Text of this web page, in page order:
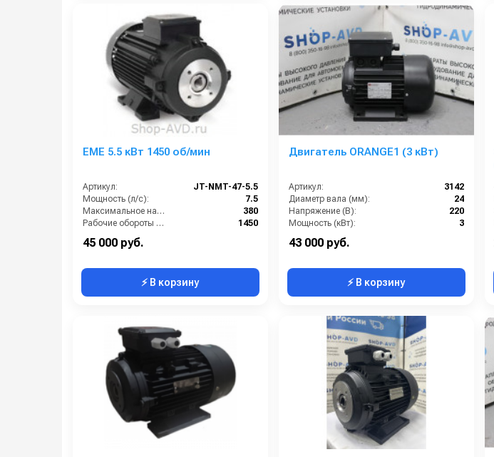
EME 5.5 кВт 1450 об/мин
Артикул:
JT-NMT-47-5.5
Мощность (л/с):
7.5
Максимальное напряжение (В):
380
Рабочие обороты вала (об/мин):
1450
Мощность (кВт):
45 000 руб.
⚡ В корзину
Двигатель ORANGE1 (3 кВт)
Артикул:
3142
Диаметр вала (мм):
24
Напряжение (В):
220
Мощность (кВт):
3
43 000 руб.
⚡ В корзину